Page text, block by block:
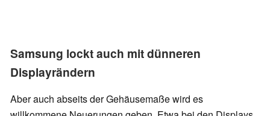
Samsung lockt auch mit dünneren
Displayrändern
Aber auch abseits der Gehäusemaße wird es